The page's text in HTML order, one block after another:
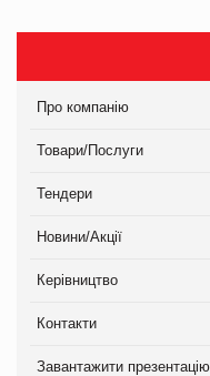
Про компанію
Товари/Послуги
Тендери
Новини/Акції
Керівництво
Контакти
Завантажити презентацію